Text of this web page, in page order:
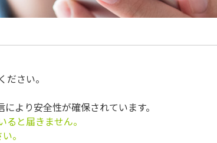
さい。
より安全性が確保されています。
と届きません。
。